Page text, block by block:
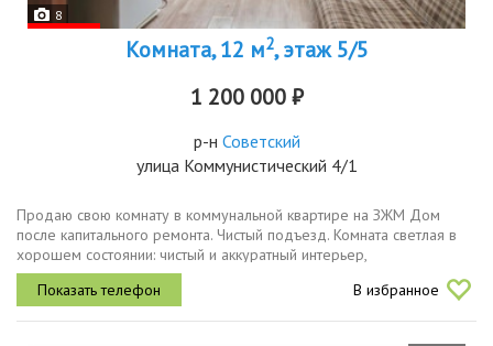
8
Комната, 12 м2, этаж 5/5
1 200 000 ₽
р-н Советский
улица Коммунистический 4/1
Продаю свою комнату в коммунальной квартире на ЗЖМ Дом
после капитального ремонта. Чистый подъезд. Комната светлая в
хорошем состоянии: чистый и аккуратный интерьер,
металлопластиковое окно, ламинат. Мебель и техника включены:
вам не придется...
В избранное